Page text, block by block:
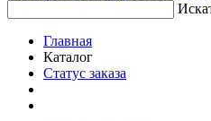
Главная
Каталог
Статус заказа